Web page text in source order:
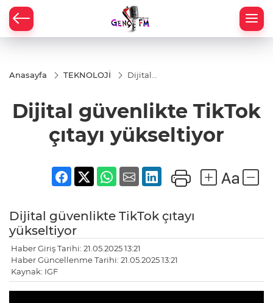
Anasayfa TEKNOLOJİ
Dijital
çıtayı
yükseltiyor
Dijital güvenlikte TikTok
çıtayı yükseltiyor
Dijital güvenlikte TikTok çıtayı
yükseltiyor
Haber Giriş Tarihi: 21.05.2025 13:21
Haber Güncellenme Tarihi: 21.05.2025 13:21
Kaynak: IGF